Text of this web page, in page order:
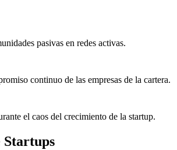
pasivas en redes activas.
continuo de las empresas de la cartera.
el caos del crecimiento de la startup.
Startups